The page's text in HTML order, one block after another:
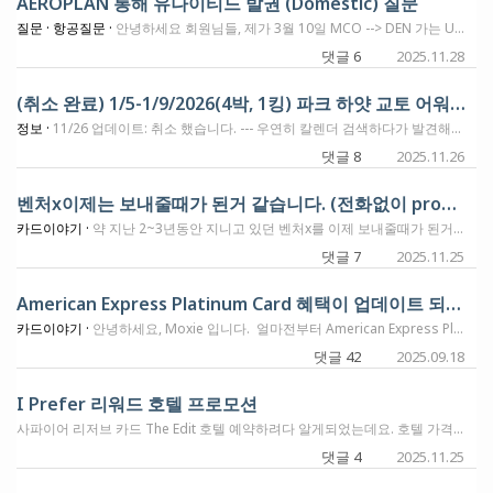
질문 · 항공질문 · 안녕하세요 회원님들, 제가 3월 10일 MCO --> DEN 가는 UA 1839편를 UR에서 AEROPLAN 으로 넘겨서 부킹하려고 합니다. 아플 앱 예약 첫 화면에선 15K pt + CA $47이라고 뜨는데 정작 결재 페이지까지 가면 9K pt + CA $183.10 이라고 뜨네요. 왜 final price가 다른걸까요?
댓글 6 2025.11.28
(취소 완료) 1/5-1/9/2026(4박, 1킹) 파크 하얏 교토 어워드 취소할 예정입니다.
정보 · 11/26 업데이트: 취소 했습니다. --- 우연히 칼렌더 검색하다가 발견해서 일단 예약을 했는데, 시골에서 비행편이 힘들어서 취소하려고 합니다. 일단 4박으로해야 예약이 보일 가능성이 있고, 필요하시면 예약하신후 하얏에 연락하셔서 날짜 줄이시면 될것 같습니다. 다른 분들보다 여기에 계신분이 혹시 노리고 계셨다면, 원하시는 시간에 취소하려고합니다. 댓글달아주시고, 쪽지로 대략 원하시는 시간주시면 답장드리겠습니다. 하루정도 기다렸다가, 아무 댓글없으면 추수감사절 밤에 취소하겠습니다. 다들 행복한 추수감사절 보내세요~
댓글 8 2025.11.26
벤처x이제는 보내줄때가 된거 같습니다. (전화없이 product change 가능!)
카드이야기 · 약 지난 2~3년동안 지니고 있던 벤처x를 이제 보내줄때가 된거 같습니다. 최근에 들어서 라운지 정책도 바뀌고 재작년에 바뀐 $300 크레딧도 참 사용하기 애매해서 이제는 놓아 주기로 합니다. 혹시 카드 변경 전에 포인트를 옮겨야 하나 알아 보니 그럴필요는 없다고 나와서 나중에 Virgin Red 프로모션할때 옮겨두기로 하고 제품 변경을 합니다. 아멕스를 제외한 발급사들은 전화로 카드 변경을 하는게 당연시 되었는데 의외로 캐피탈원이 전화 없이 카드 변경을 온라인으로 가능하게 링크를 제공 하더라구요? 덕분에 1분도 안되는 시간에 카드 변경을 손쉽게 했습니다. 아래의 링크를 붙여 넣으시고 로그인 하면 카드 변경 페이지에서 약 3가지 옵션이 주어지며 바로 카드 변경이 완료 되더라구요. 덕분에 수월하게 진행 했습니다. 저랑같은 고민으로 다운그레이드 하신분들 계시나요? https://verified.capitalone.com/auth/signin?Product=Card&Action=ProductUpgrade
댓글 7 2025.11.25
American Express Platinum Card 혜택이 업데이트 되었습니다. (등록이 필요한건 하셔야 합니다)
카드이야기 · 안녕하세요, Moxie 입니다. 얼마전부터 American Express Platinum Card 혜택이 바뀐다는 얘기가 있었습니다. 오늘 아침부터 새로 바뀐 내용들이 모두 업데이트 된듯 합니다. 카드의 전체적인 혜택은 주말동안 블로그 글로 정리를 해 보기로 하고요. 슬쩍 몇가지 특이한것들만 여기에 보여드리고 가겠습니다. (본인 계좌에 가셔서 확인이 가능하고요. 몇가지는 등록하셔야 합니다) 원래 있던 혜택들은 대부분 그대로 유지가 되고 있는것으로 보입니다. 이런 변화가 오면서 연회비도 올라가게 되었고요. 감사합니다.
댓글 42 2025.09.18
I Prefer 리워드 호텔 프로모션
사파이어 리저브 카드 The Edit 호텔 예약하려다 알게되었는데요. 호텔 가격 비교해보려고 I Prefer 사이트 들어갔다가 35% 할인 + 35,000 호텔 리워드 행사를 하더군요. 사이트 대충 훑어보니 리스트에 있는 호텔/리조트 퀄리티가 좋아보입니다. 캔쿤, 뉴욕, 플로리다, 유럽, 아시아 등등 욕심나는 리조트가 많더라고요. 혹시 관심있으신 분들 구경해보세요. https://iprefer.com/ Register to earn 35,000 I Prefer bonus points on your next stay of two nights or more, plus save 35% off at select hotels worldwide. Offer ends December 1. The Cyber Offer includes 35% off stays of minimum 2 nights for bookings made between November 25 & - December 4, 2025, and stays completed between November 25, 2025 - June 30, 2026, at participating hotels only using rate code MKTCYB25.
댓글 4 2025.11.25